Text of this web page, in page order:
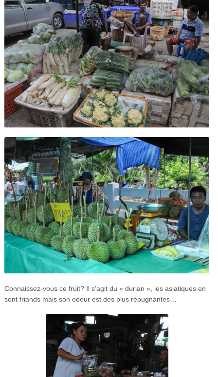
Connaissez-vous ce fruit? Il s’agit du « durian », les asiatiques en
sont friands mais son odeur est des plus répugnantes…